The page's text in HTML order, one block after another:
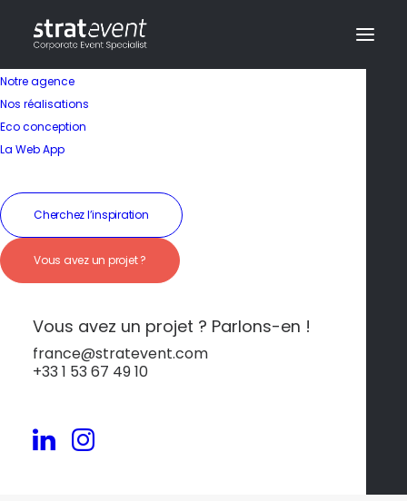
Notre agence
Nos réalisations
Eco conception
La Web App
Cherchez l’inspiration
Vous avez un projet ?
Vous avez un projet ? Parlons-en !
france@stratevent.com
+33 1 53 67 49 10
Séminaire hors
France